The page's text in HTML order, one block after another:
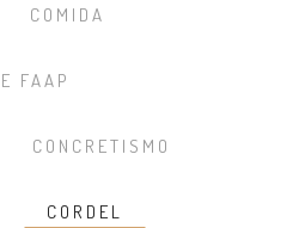
COMIDA
FAAP
CONCRETISMO
CORDEL